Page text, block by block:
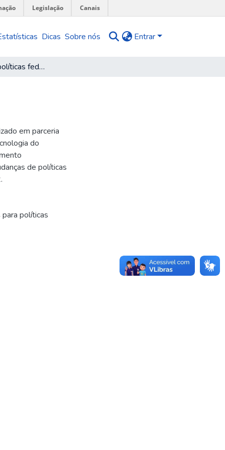
Legislação Canais
Dicas Sobre nós Entrar
Desmonte de políticas federais no Brasil
em parceria
do
de políticas
políticas